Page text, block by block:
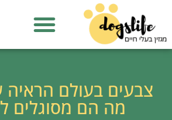
צבעים בעולם הראיה
מה הם מסוגלים